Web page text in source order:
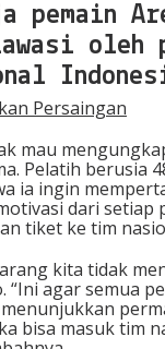
pemain
oleh
Persaingan
mau
Pelatih berusia
ia ingin
dari setiap
tiket ke tim
kita tidak
“Ini agar semua
bisa masuk tim